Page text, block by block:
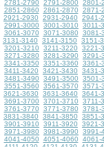
2781-2790 2791-2800
2801-
2851-2860 2861-2870
2871-
2921-2930 2931-2940
2941-
2991-3000 3001-3010
3011-
3061-3070 3071-3080
3081-
3131-3140 3141-3150
3151-
3201-3210 3211-3220
3221-
3271-3280 3281-3290
3291-
3341-3350 3351-3360
3361-
3411-3420 3421-3430
3431-
3481-3490 3491-3500
3501-
3551-3560 3561-3570
3571-
3621-3630 3631-3640
3641-
3691-3700 3701-3710
3711-
3761-3770 3771-3780
3781-
3831-3840 3841-3850
3851-
3901-3910 3911-3920
3921-
3971-3980 3981-3990
3991-
4041-4050 4051-4060
4061-